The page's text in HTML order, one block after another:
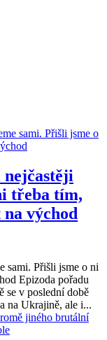
nejčastěji
třeba tím,
na východ
sami. Přišli jsme o ni
Epizoda pořadu
se v poslední době
na Ukrajině, ale i...